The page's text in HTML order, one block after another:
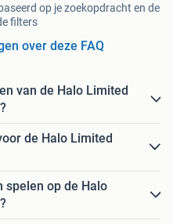
op je zoekopdracht en de
filters
over deze FAQ
van de Halo Limited
de Halo Limited
spelen op de Halo